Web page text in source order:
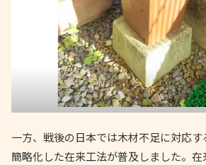
一方、戦後の日本では木材不足に対応
簡略化した在来工法が普及しました。